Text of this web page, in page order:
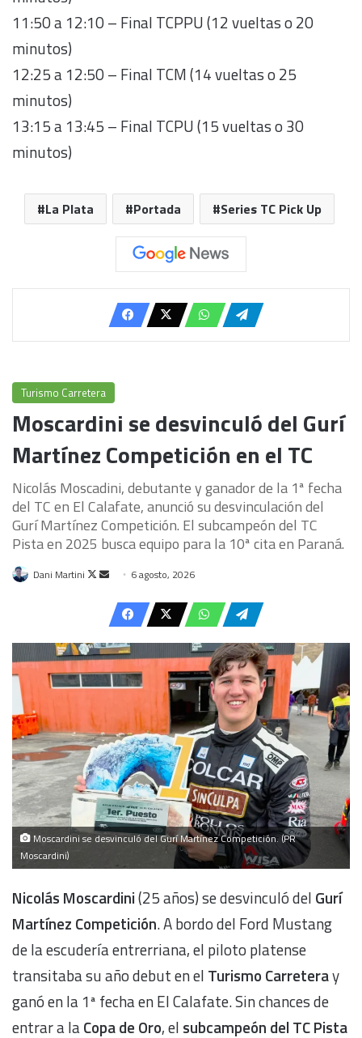
11:50 a 12:10 – Final TCPPU (12 vueltas o 20
minutos)
12:25 a 12:50 – Final TCM (14 vueltas o 25
minutos)
13:15 a 13:45 – Final TCPU (15 vueltas o 30
minutos)
La Plata Portada Series TC Pick Up